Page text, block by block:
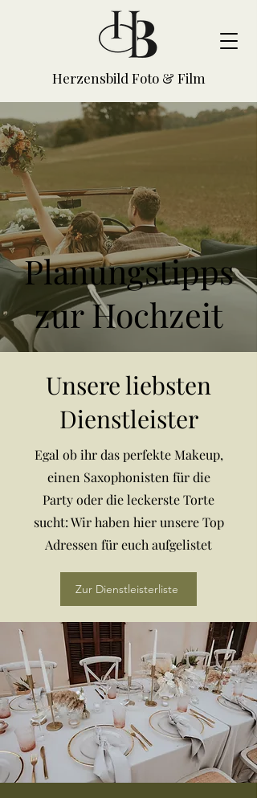
Herzensbild Foto & Film
Planungstipps
zur Hochzeit
Unsere liebsten
Dienstleister
Egal ob ihr das perfekte Makeup,
einen Saxophonisten für die
Party oder die leckerste Torte
sucht: Wir haben hier unsere Top
Adressen für euch aufgelistet
Zur Dienstleisterliste